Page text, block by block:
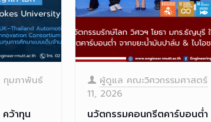
กุมภาพันธ์
ว้าทุน
ผู้ดูแล คณะวิศวกรรมศาสตร์
11, 2026
นวัตกรรมคอนกรีตคาร์บอนต่